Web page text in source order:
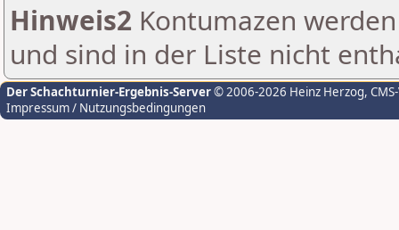
Hinweis2 Kontumazen
und sind in der Liste nicht
Der Schachturnier-Ergebnis-Server© 2006-2026 Heinz Herzog,
Impressum / Nutzungsbedingungen